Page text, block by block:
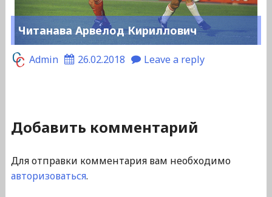
Читанава Арвелод Кириллович
Admin 26.02.2018 Leave a reply
Добавить комментарий
Для отправки комментария вам необходимо
авторизоваться.